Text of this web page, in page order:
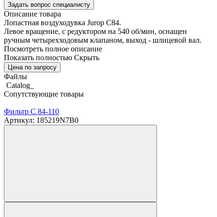
Задать вопрос специалисту
Описание товара
Лопастная воздуходувка Jurop C84.
Левое вращение, с редуктором на 540 об/мин, оснащен
ручным четырехходовым клапаном, выход - шлицевой вал.
Посмотреть полное описание
Показать полностью Скрыть
Цена по запросу
Файлы
Catalog_
Сопутствующие товары
Фильтр C 84-110
Артикул: 185219N7B0